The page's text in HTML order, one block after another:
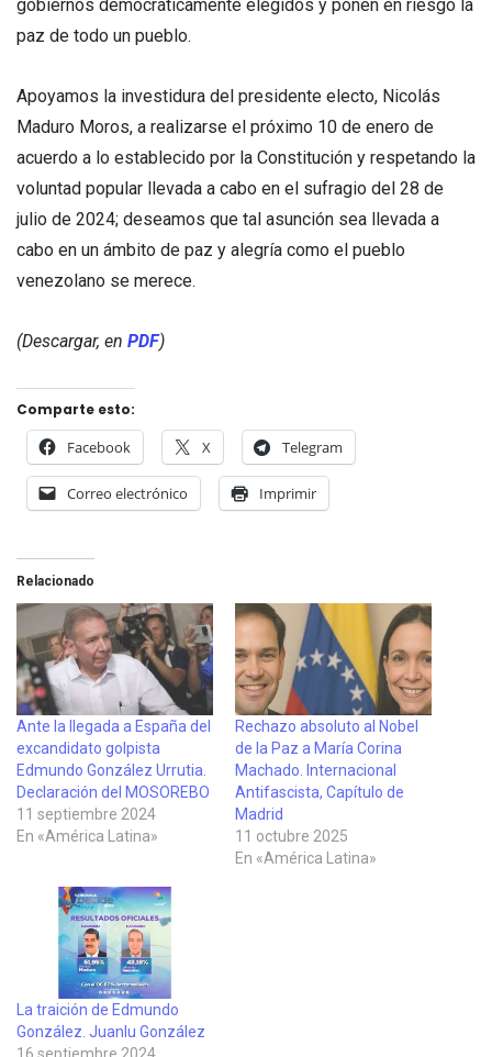
gobiernos democráticamente elegidos y ponen en riesgo la
paz de todo un pueblo.
Apoyamos la investidura del presidente electo, Nicolás
Maduro Moros, a realizarse el próximo 10 de enero de
acuerdo a lo establecido por la Constitución y respetando la
voluntad popular llevada a cabo en el sufragio del 28 de
julio de 2024; deseamos que tal asunción sea llevada a
cabo en un ámbito de paz y alegría como el pueblo
venezolano se merece.
(Descargar, en PDF)
Comparte esto:
Facebook X Telegram
Correo electrónico Imprimir
Relacionado
Ante la llegada a España del
excandidato golpista
Edmundo González Urrutia.
Declaración del MOSOREBO
11 septiembre 2024
En «América Latina»
Rechazo absoluto al Nobel
de la Paz a María Corina
Machado. Internacional
Antifascista, Capítulo de
Madrid
11 octubre 2025
En «América Latina»
La traición de Edmundo
González. Juanlu González